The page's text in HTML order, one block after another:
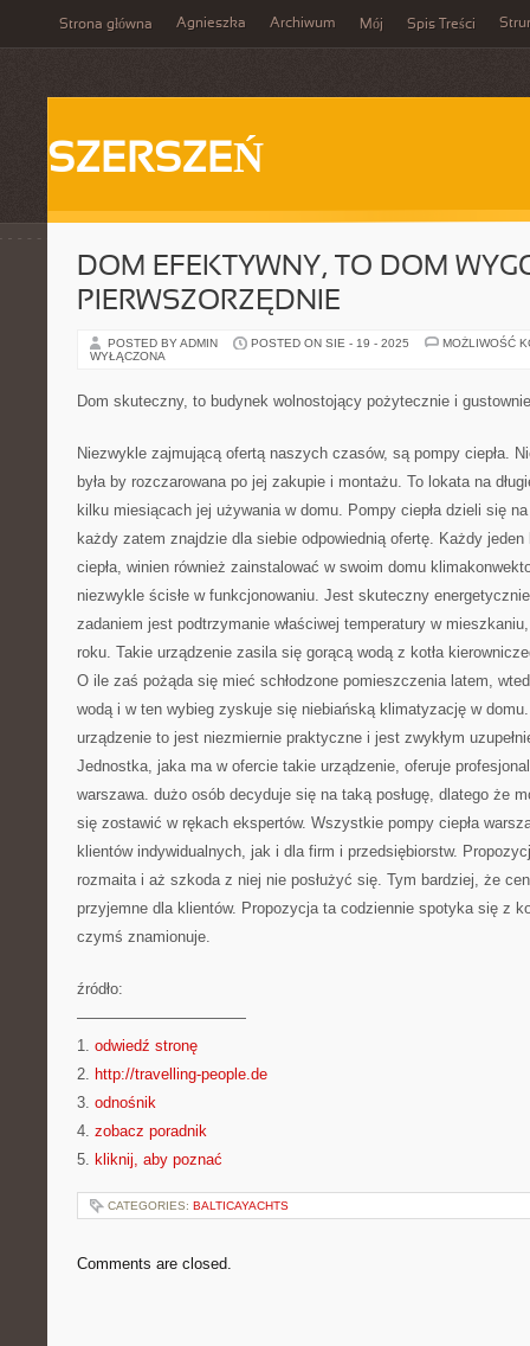
Strona główna Agnieszka Archiwum Mój Spis Treści
SZERSZEŃ
DOM EFEKTYWNY, TO DOM
PIERWSZORZĘDNIE
POSTED BY ADMIN POSTED ON SIE - 19 - 2025
MOŻLIWOŚĆ
WYŁĄCZONA
Dom skuteczny, to budynek wolnostojący pożytecznie i gustownie
Niezwykle zajmującą ofertą naszych czasów, są pompy ciepła.
była by rozczarowana po jej zakupie i montażu. To lokata na
kilku miesiącach jej używania w domu. Pompy ciepła dzieli się
każdy zatem znajdzie dla siebie odpowiednią ofertę. Każdy
ciepła, winien również zainstalować w swoim domu
niezwykle ścisłe w funkcjonowaniu. Jest skuteczny
zadaniem jest podtrzymanie właściwej temperatury w
roku. Takie urządzenie zasila się gorącą wodą z kotła
O ile zaś pożąda się mieć schłodzone pomieszczenia latem,
wodą i w ten wybieg zyskuje się niebiańską klimatyzację w
urządzenie to jest niezmiernie praktyczne i jest zwykłym
Jednostka, jaka ma w ofercie takie urządzenie, oferuje
warszawa. dużo osób decyduje się na taką posługę, dlatego że
się zostawić w rękach ekspertów. Wszystkie pompy ciepła
klientów indywidualnych, jak i dla firm i przedsiębiorstw.
rozmaita i aż szkoda z niej nie posłużyć się. Tym bardziej, że
przyjemne dla klientów. Propozycja ta codziennie spotyka się z
czymś znamionuje.
źródło:
———————————
1. odwiedź stronę
2. http://travelling-people.de
3. odnośnik
4. zobacz poradnik
5. kliknij, aby poznać
CATEGORIES: BALTICAYACHTS
Comments are closed.